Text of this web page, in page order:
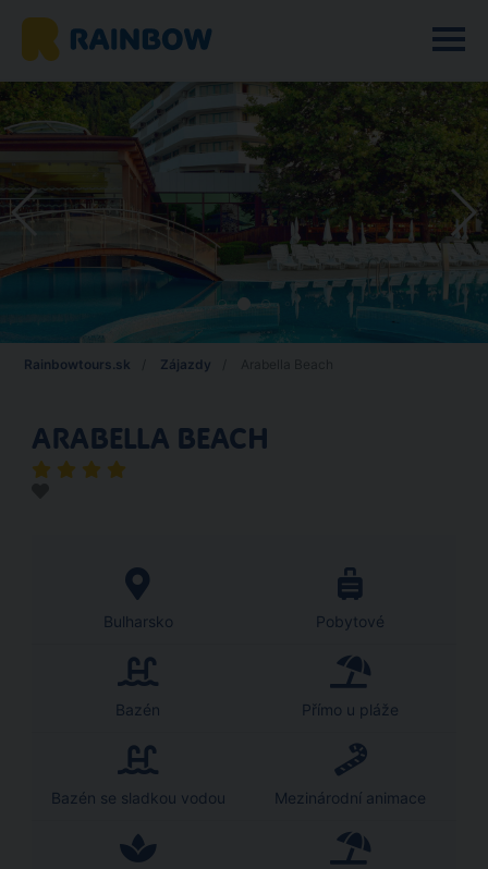
Rainbowtours.sk Zájazdy
ARABELLA BEACH
Bulharsko Pobytové
Bazén Přímo u pláže
Bazén se sladkou vodou Mezinárodní animace